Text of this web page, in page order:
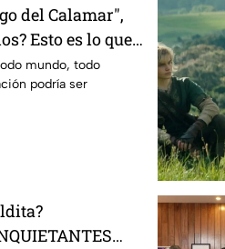
del Calamar",
Esto es lo que
mundo, todo
podría ser